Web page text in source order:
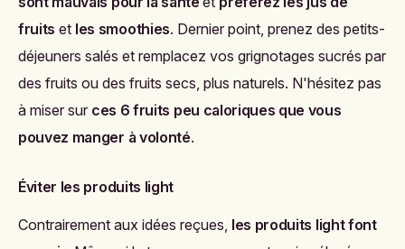
fruits et les smoothies. Dernier point, prenez des petits-
déjeuners salés et remplacez vos grignotages sucrés par
des fruits ou des fruits secs, plus naturels. N'hésitez pas
à miser sur ces 6 fruits peu caloriques que vous
pouvez manger à volonté.
Éviter les produits light
Contrairement aux idées reçues, les produits light font